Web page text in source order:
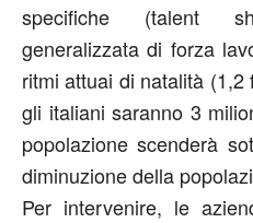
specifiche (talent
generalizzata di forza
ritmi attuai di natalità
gli italiani saranno 3
popolazione scenderà
diminuzione della
Per intervenire, le